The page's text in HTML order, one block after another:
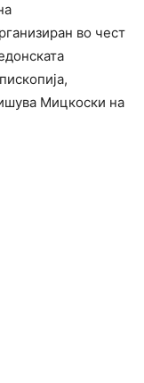
во чест
Мицкоски на